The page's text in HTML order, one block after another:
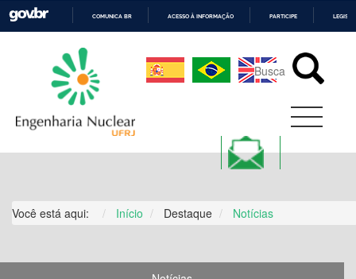
CONTEÚDO
COMUNICA BR ACESSO À INFORMAÇÃO PARTICIPE
Você está aqui: Início Destaque Notícias